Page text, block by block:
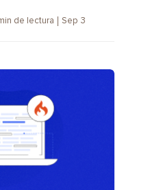
de lectura Sep 3